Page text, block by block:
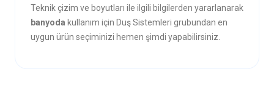
Teknik çizim ve boyutları ile ilgili bilgilerden yararlanarak
banyoda kullanım için Duş Sistemleri grubundan en
uygun ürün seçiminizi hemen şimdi yapabilirsiniz.